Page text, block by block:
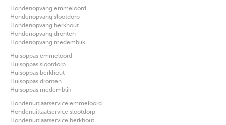
Hondenopvang emmeloord
Hondenopvang slootdorp
Hondenopvang berkhout
Hondenopvang dronten
Hondenopvang medemblik
Huisoppas emmeloord
Huisoppas slootdorp
Huisoppas berkhout
Huisoppas dronten
Huisoppas medemblik
Hondenuitlaatservice emmeloord
Hondenuitlaatservice slootdorp
Hondenuitlaatservice berkhout